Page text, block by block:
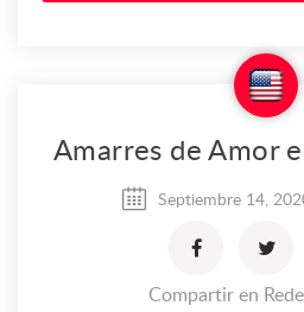
Amarres de Amor
Septiembre 14,
Compartir en